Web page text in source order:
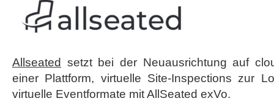
Allseated
setzt bei der Neuausrichtung auf
einer Plattform, virtuelle Site-Inspections zur
virtuelle Eventformate mit AllSeated exVo.